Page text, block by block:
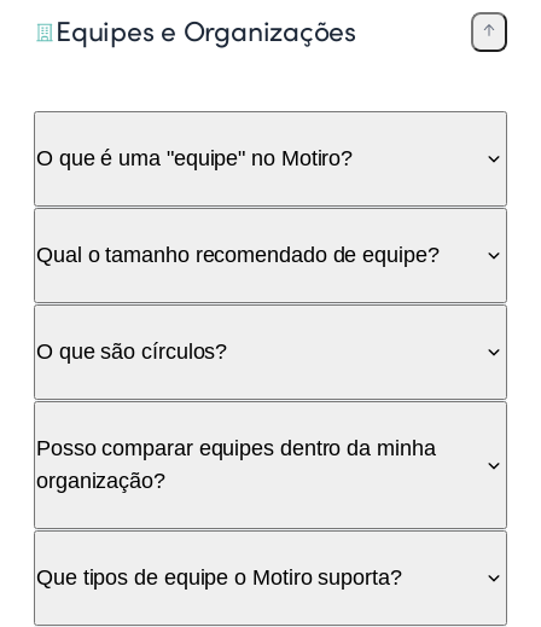
Equipes e Organizações
O que é uma "equipe" no Motiro?
Qual o tamanho recomendado de equipe?
O que são círculos?
Posso comparar equipes dentro da minha
organização?
Que tipos de equipe o Motiro suporta?